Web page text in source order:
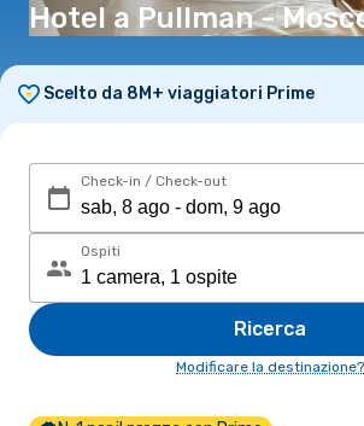
Hotel a Pullman -
Scelto da 8M+ viaggiatori Prime
Check-in / Check-out
Ospiti
Ricerca
Modificare la destinazione?